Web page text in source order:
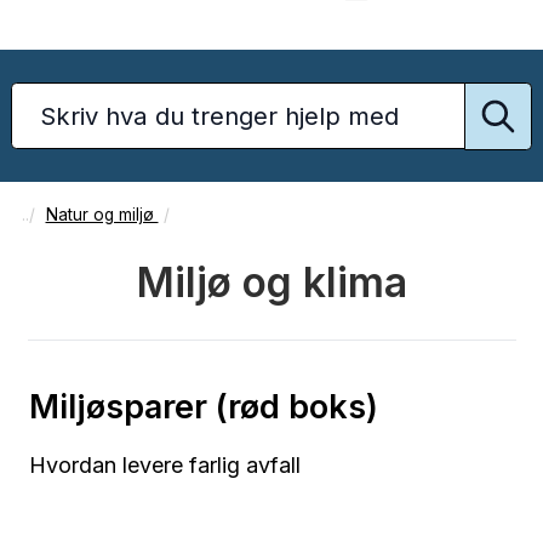
Natur og miljø
Miljø og klima
Miljøsparer (rød boks)
Hvordan levere farlig avfall